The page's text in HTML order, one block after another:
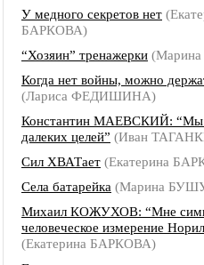
У медного секретов нет
БАРКОВА)
“Хозяин” тренажерки
Когда нет войны, можно
(Лариса ФЕДИШИНА)
Константин МАЕВСКИЙ: “Мы
далеких целей” (Иван
Сил ХВАТает (Екатерина
Села батарейка (Марина
Михаил КОЖУХОВ: “Мне
человеческое измерение
(Екатерина БАРКОВА)